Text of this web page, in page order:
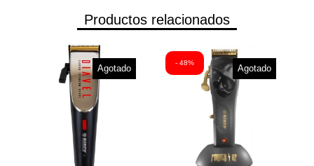
Productos relacionados
Agotado
- 48%
Agotado